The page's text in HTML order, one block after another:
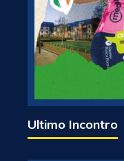
Ultimo Incontro